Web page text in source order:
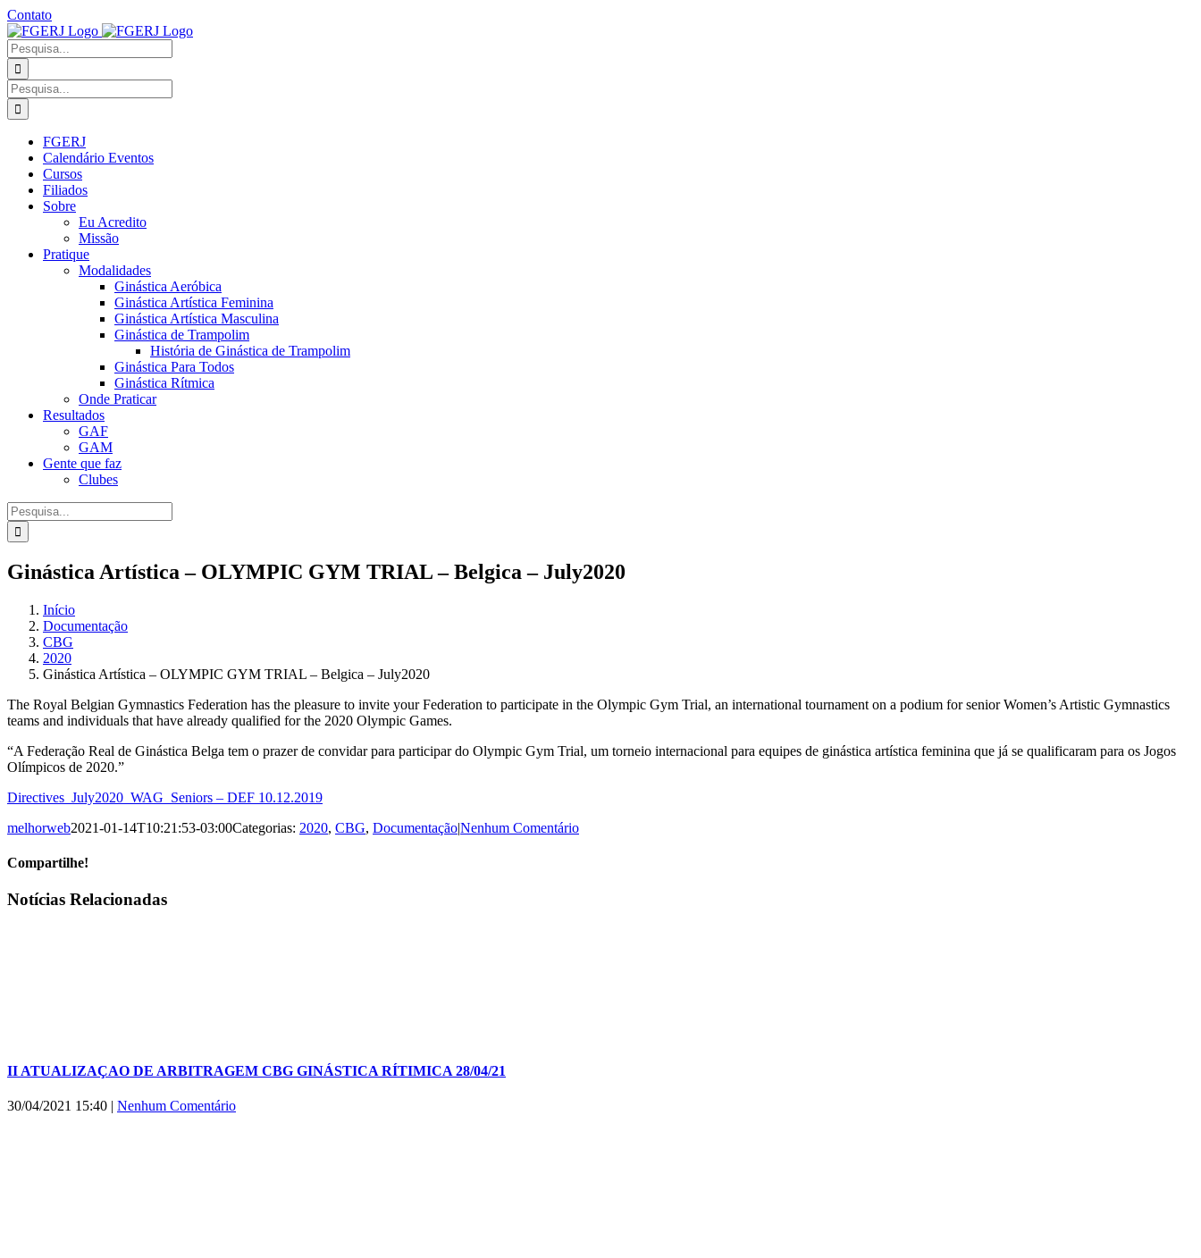
Ir
para
o
conteúdo
Contato
Facebook
Instagram
YouTube
Facebook
Grupo
Procurar
por:
Procurar
por:
FGERJ
Calendário Eventos
Cursos
Filiados
Sobre
Eu Acredito
Missão
Pratique
Modalidades
Ginástica Aeróbica
Ginástica Artística Feminina
Ginástica Artística Masculina
Ginástica de Trampolim
História de Ginástica de Trampolim
Ginástica Para Todos
Ginástica Rítmica
Onde Praticar
Resultados
GAF
GAM
Gente que faz
Clubes
Procurar
por:
Ginástica Artística – OLYMPIC GYM TRIAL – Belgica – July2020
Início
Documentação
CBG
2020
Ginástica Artística – OLYMPIC GYM TRIAL – Belgica – July2020
The Royal Belgian Gymnastics Federation has the pleasure to invite your Federation to participate in the Olympic Gym Trial, an international tournament on a podium for senior Women’s Artistic Gymnastics
teams and individuals that have already qualified for the 2020 Olympic Games.
“A Federação Real de Ginástica Belga tem o prazer de convidar para participar do Olympic Gym Trial, um torneio internacional para equipes de ginástica artística feminina que já se qualificaram para os Jogos
Olímpicos de 2020.”
Directives_July2020_WAG_Seniors – DEF 10.12.2019
melhorweb2021-01-14T10:21:53-03:00Categorias: 2020, CBG, Documentação|Nenhum Comentário
Compartilhe!
Facebook
X
WhatsApp
E-
Notícias Relacionadas
II ATUALIZAÇAO DE ARBITRAGEM CBG GINÁSTICA RÍTIMICA 28/04/21
30/04/2021 15:40 | Nenhum Comentário